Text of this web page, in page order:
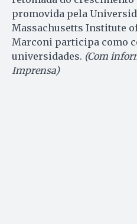
promovida pela
Massachusetts Institute
Marconi participa como
universidades. (Com
Imprensa)